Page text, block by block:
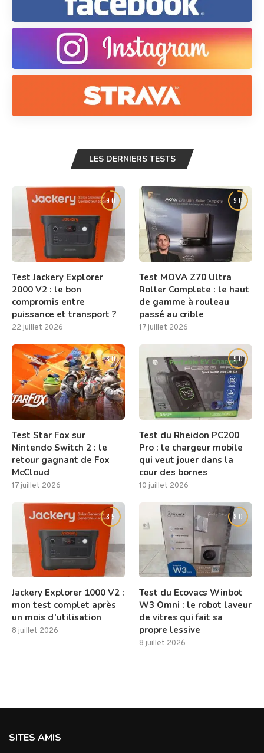
LES DERNIERS TESTS
9.0
Test Jackery Explorer
2000 V2 : le bon
compromis entre
puissance et transport ?
22 juillet 2026
9.0
Test MOVA Z70 Ultra
Roller Complete : le haut
de gamme à rouleau
passé au crible
17 juillet 2026
8.0
Test Star Fox sur
Nintendo Switch 2 : le
retour gagnant de Fox
McCloud
17 juillet 2026
9.0
Test du Rheidon PC200
Pro : le chargeur mobile
qui veut jouer dans la
cour des bornes
10 juillet 2026
8.5
Jackery Explorer 1000 V2 :
mon test complet après
un mois d’utilisation
8 juillet 2026
8.0
Test du Ecovacs Winbot
W3 Omni : le robot laveur
de vitres qui fait sa
propre lessive
8 juillet 2026
SITES AMIS